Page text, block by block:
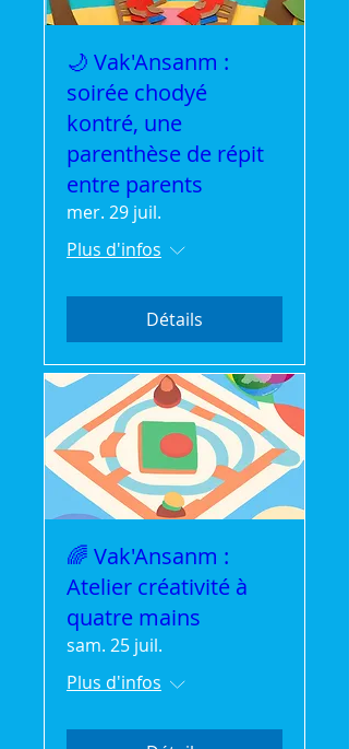
🌙 Vak'Ansanm :
soirée chodyé
kontré, une
parenthèse de répit
entre parents
mer. 29 juil.
Plus d'infos
Détails
🌈 Vak'Ansanm :
Atelier créativité à
quatre mains
sam. 25 juil.
Plus d'infos